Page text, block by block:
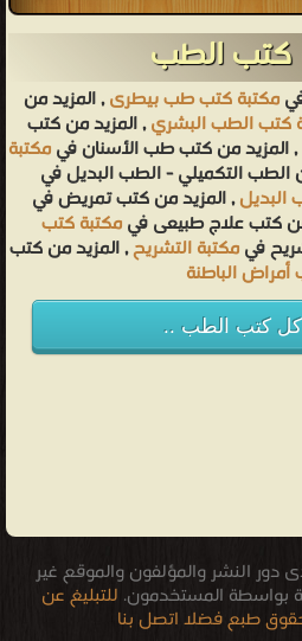
كتب الطب
مكتبة كتب طب بيطرى, المزيد من
كتب الطب البشري, المزيد من كتب
, المزيد من كتب طب الأسنان فيمكتبة
الطب التكميلي - الطب البديل في
البديل, المزيد من كتب تمريض في
كتب علاج طبيعى فيمكتبة كتب
فيمكتبة التشريح, المزيد من كتب
الباطنة
كتب الطب ..
النشر والمؤلفون والموقع غير
بواسطة المستخدمون. للتبليغ عن
طبع فضلا اتصل بنا